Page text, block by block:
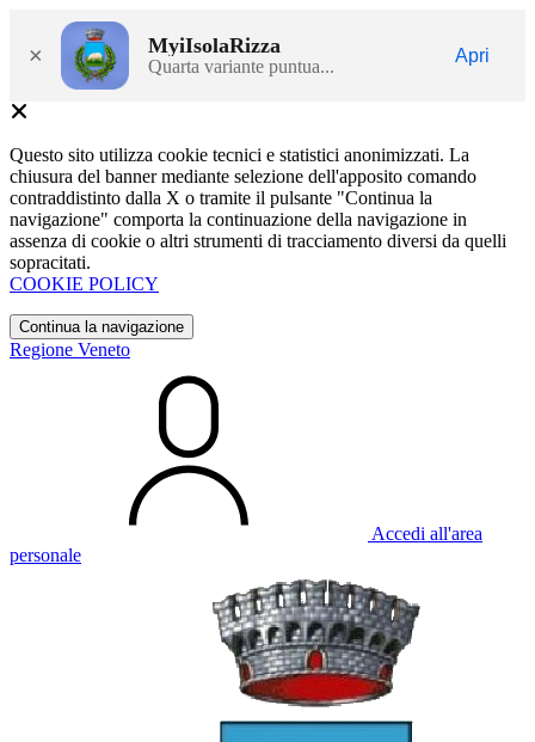
× MyiIsolaRizza
Quarta variante puntua...
Apri
Questo sito utilizza cookie tecnici e statistici anonimizzati. La
chiusura del banner mediante selezione dell'apposito comando
contraddistinto dalla X o tramite il pulsante "Continua la
navigazione" comporta la continuazione della navigazione in
assenza di cookie o altri strumenti di tracciamento diversi da quelli
sopracitati.
COOKIE POLICY
Continua la navigazione
Regione Veneto
Accedi all'area
personale